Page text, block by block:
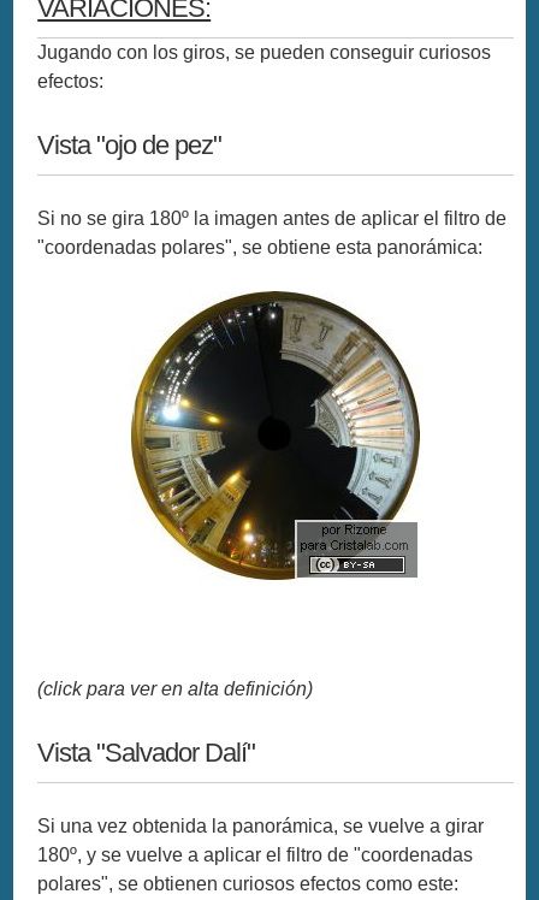
VARIACIONES:
Jugando con los giros, se pueden conseguir curiosos
efectos:
Vista "ojo de pez"
Si no se gira 180º la imagen antes de aplicar el filtro de
"coordenadas polares", se obtiene esta panorámica:
(click para ver en alta definición)
Vista "Salvador Dalí"
Si una vez obtenida la panorámica, se vuelve a girar
180º, y se vuelve a aplicar el filtro de "coordenadas
polares", se obtienen curiosos efectos como este: